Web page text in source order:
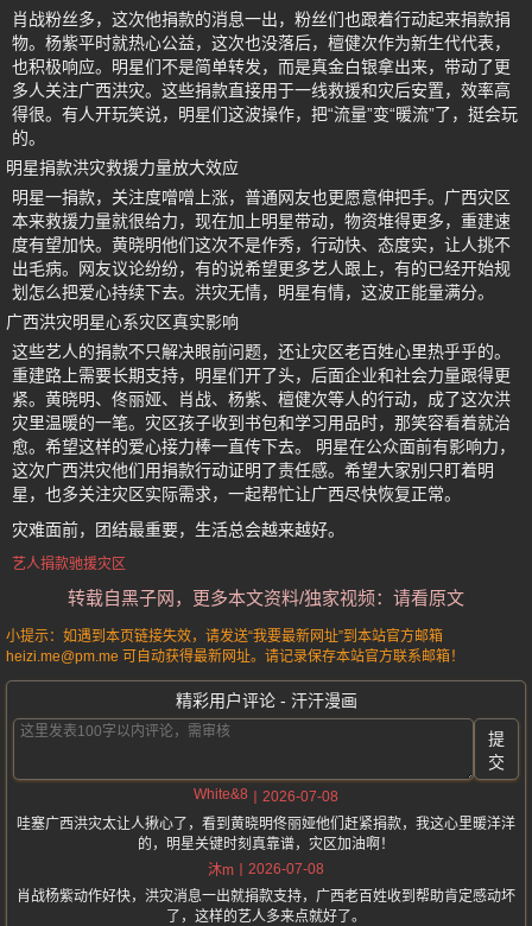
肖战粉丝多，这次他捐款的消息一出，粉丝们也跟着行动起来捐款捐
物。杨紫平时就热心公益，这次也没落后，檀健次作为新生代代表，
也积极响应。明星们不是简单转发，而是真金白银拿出来，带动了更
多人关注广西洪灾。这些捐款直接用于一线救援和灾后安置，效率高
得很。有人开玩笑说，明星们这波操作，把“流量”变“暖流”了，挺会玩
的。
明星捐款洪灾救援力量放大效应
明星一捐款，关注度噌噌上涨，普通网友也更愿意伸把手。广西灾区
本来救援力量就很给力，现在加上明星带动，物资堆得更多，重建速
度有望加快。黄晓明他们这次不是作秀，行动快、态度实，让人挑不
出毛病。网友议论纷纷，有的说希望更多艺人跟上，有的已经开始规
划怎么把爱心持续下去。洪灾无情，明星有情，这波正能量满分。
广西洪灾明星心系灾区真实影响
这些艺人的捐款不只解决眼前问题，还让灾区老百姓心里热乎乎的。
重建路上需要长期支持，明星们开了头，后面企业和社会力量跟得更
紧。黄晓明、佟丽娅、肖战、杨紫、檀健次等人的行动，成了这次洪
灾里温暖的一笔。灾区孩子收到书包和学习用品时，那笑容看着就治
愈。希望这样的爱心接力棒一直传下去。 明星在公众面前有影响力，
这次广西洪灾他们用捐款行动证明了责任感。希望大家别只盯着明
星，也多关注灾区实际需求，一起帮忙让广西尽快恢复正常。
灾难面前，团结最重要，生活总会越来越好。
艺人捐款驰援灾区
转载自黑子网，更多本文资料/独家视频：请看原文
小提示：如遇到本页链接失效，请发送“我要最新网址”到本站官方邮箱
heizi.me@pm.me 可自动获得最新网址。请记录保存本站官方联系邮箱！
精彩用户评论 - 汗汗漫画
提
交
White&8
2026-07-08
哇塞广西洪灾太让人揪心了，看到黄晓明佟丽娅他们赶紧捐款，我这心里暖洋洋
的，明星关键时刻真靠谱，灾区加油啊！
沐m
2026-07-08
肖战杨紫动作好快，洪灾消息一出就捐款支持，广西老百姓收到帮助肯定感动坏
了，这样的艺人多来点就好了。